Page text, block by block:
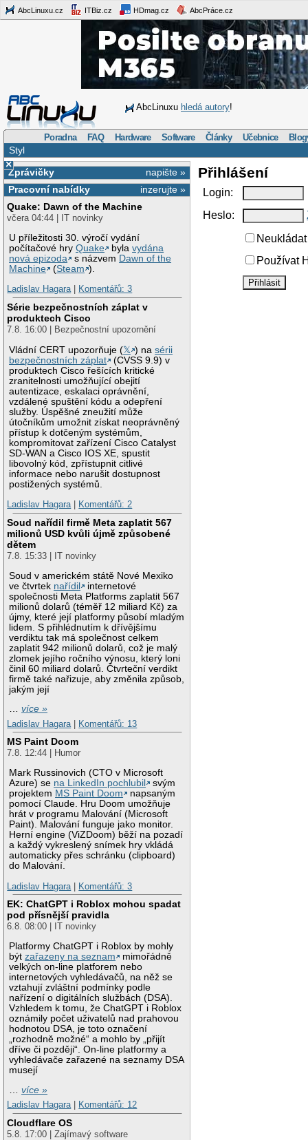
AbcLinuxu.cz ITBiz.cz HDmag.cz AbcPráce.cz
AbcLinuxu hledá autory!
Poradna FAQ Hardware Software Články Učebnice
Styl
×
napište »
Zprávičky
inzerujte »
Pracovní nabídky
Quake: Dawn of the Machine
včera 04:44 | IT novinky
U příležitosti 30. výročí vydání
počítačové hryQuake bylavydána
nová epizoda
s názvem Dawn of the
Machine
(Steam ).
Ladislav Hagara| Komentářů: 3
Série bezpečnostních záplat v
produktech Cisco
7.8. 16:00 | Bezpečnostní upozornění
Vládní CERT upozorňuje (𝕏 ) nasérii
bezpečnostních záplat
(CVSS 9.9) v
produktech Cisco řešících kritické
zranitelnosti umožňující obejití
autentizace, eskalaci oprávnění,
vzdálené spuštění kódu a odepření
služby. Úspěšné zneužití může
útočníkům umožnit získat neoprávněný
přístup k dotčeným systémům,
kompromitovat zařízení Cisco Catalyst
SD-WAN a Cisco IOS XE, spustit
libovolný kód, zpřístupnit citlivé
informace nebo narušit dostupnost
postižených systémů.
Ladislav Hagara| Komentářů: 2
Soud nařídil firmě Meta zaplatit 567
milionů USD kvůli újmě způsobené
dětem
7.8. 15:33 | IT novinky
Soud v americkém státě Nové Mexiko
ve čtvrtek nařídil
internetové
společnosti Meta Platforms zaplatit 567
milionů dolarů (téměř 12 miliard Kč) za
újmy, které její platformy působí mladým
lidem. S přihlédnutím k dřívějšímu
verdiktu tak má společnost celkem
zaplatit 942 milionů dolarů, což je malý
zlomek jejího ročního výnosu, který loni
činil 60 miliard dolarů. Čtvrteční verdikt
firmě také nařizuje, aby změnila způsob,
jakým její
…více »
Ladislav Hagara
Komentářů: 13
MS Paint Doom
7.8. 12:44 | Humor
Mark Russinovich (CTO v Microsoft
Azure) se na LinkedIn pochlubil
svým
projektem MS Paint Doom
napsaným
pomocí Claude. Hru Doom umožňuje
hrát v programu Malování (Microsoft
Paint). Malování funguje jako monitor.
Herní engine (ViZDoom) běží na pozadí
a každý vykreslený snímek hry vkládá
automaticky přes schránku (clipboard)
do Malování.
Ladislav Hagara
Komentářů: 3
EK: ChatGPT i Roblox mohou spadat
pod přísnější pravidla
6.8. 08:00 | IT novinky
Platformy ChatGPT i Roblox by mohly
býtzařazeny na seznam
mimořádně
velkých on-line platforem nebo
internetových vyhledávačů, na něž se
vztahují zvláštní podmínky podle
nařízení o digitálních službách (DSA).
Vzhledem k tomu, že ChatGPT i Roblox
oznámily počet uživatelů nad prahovou
hodnotou DSA, je toto označení
„rozhodně možné“ a mohlo by „přijít
dříve či později“. On-line platformy a
vyhledávače zařazené na seznamy DSA
musejí
…více »
Ladislav Hagara| Komentářů: 12
Cloudflare OS
5.8. 17:00 | Zajímavý software
Přihlášení
Login:
Heslo:
Používat